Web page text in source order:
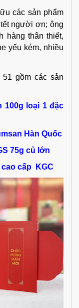
các sản phẩm
tết người ơn; ông
hàng thân thiết,
yếu kém, nhiều
gồm các sản
100g loại 1 đặc
Hàn Quốc
75g củ lớn
cấp KGC